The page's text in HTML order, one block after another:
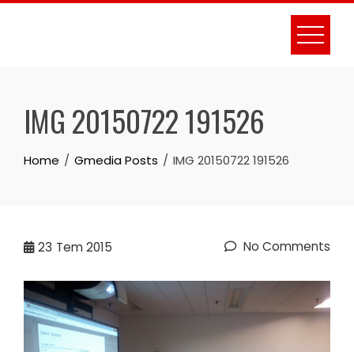
Skip
IMG 20150722 191526
Home Gmedia Posts IMG 20150722 191526
23 Tem 2015 No Comments